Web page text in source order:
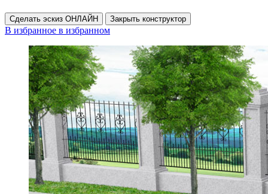
Сделать эскиз ОНЛАЙН Закрыть конструктор
В избранное в избранном